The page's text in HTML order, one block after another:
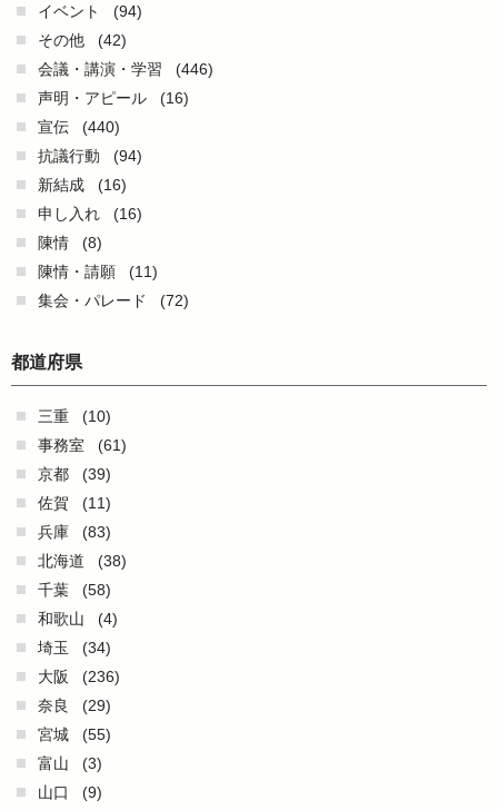
イベント
(94)
その他
(42)
会議・講演・学習
(446)
声明・アピール
(16)
宣伝
(440)
抗議行動
(94)
新結成
(16)
申し入れ
(16)
陳情
(8)
陳情・請願
(11)
集会・パレード
(72)
都道府県
三重
(10)
事務室
(61)
京都
(39)
佐賀
(11)
兵庫
(83)
北海道
(38)
千葉
(58)
和歌山
(4)
埼玉
(34)
大阪
(236)
奈良
(29)
宮城
(55)
富山
(3)
山口
(9)